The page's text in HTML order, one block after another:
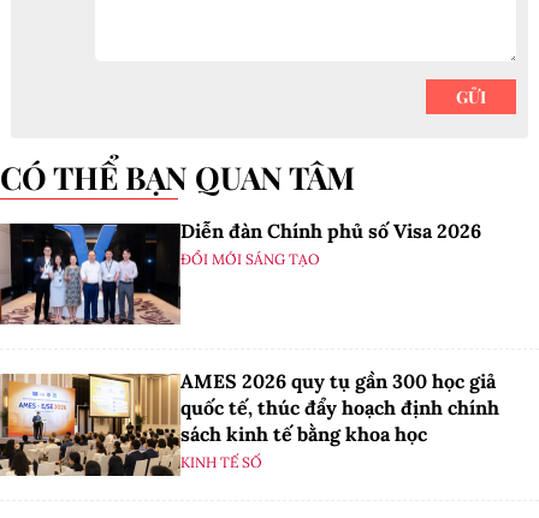
CÓ THỂ BẠN QUAN TÂM
Diễn đàn Chính phủ số Visa 2026
ĐỔI MỚI SÁNG TẠO
AMES 2026 quy tụ gần 300 học giả
quốc tế, thúc đẩy hoạch định chính
sách kinh tế bằng khoa học
KINH TẾ SỐ